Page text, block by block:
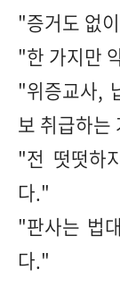
"증거도 없
"한 가지만
"위증교사,
보 취급하는
"전 떳떳하
다."
"판사는 법
다."